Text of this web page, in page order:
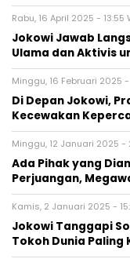
Rabu, 16 April 2025 - 13:55
Jokowi Jawab
Ulama dan Aktivis
Minggu, 16 Februari 2025 -
Di Depan Jokowi,
Kecewakan
Minggu, 12 Januari 2025 -
Ada Pihak yang
Perjuangan,
Kamis, 2 Januari 2025 -
Jokowi Tanggapi
Tokoh Dunia Paling